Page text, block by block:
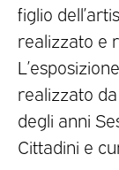
figlio
realizzato e
realizzato
degli anni
Cittadini e